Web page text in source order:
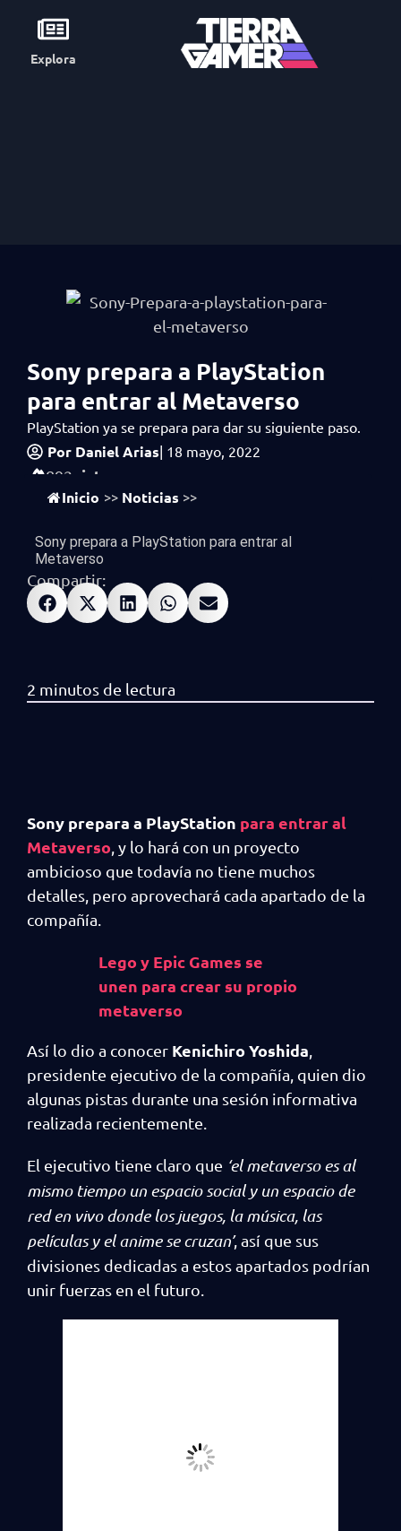
Explora
Sony prepara a PlayStation
para entrar al Metaverso
PlayStation ya se prepara para dar su siguiente paso.
Por Daniel Arias| 18 mayo, 2022
892 vistas
Inicio >> Noticias >>
Sony prepara a PlayStation para entrar al
Metaverso
Compartir:
Sony prepara a PlayStation para entrar al
Metaverso , y lo hará con un proyecto
ambicioso que todavía no tiene muchos
detalles, pero aprovechará cada apartado de la
compañía.
Lego y Epic Games se
unen para crear su propio
metaverso
Así lo dio a conocer Kenichiro Yoshida
presidente ejecutivo de la compañía, quien dio
algunas pistas durante una sesión informativa
realizada recientemente.
El ejecutivo tiene claro que ‘el metaverso es al
mismo tiempo un espacio social y un espacio de
red en vivo donde los juegos, la música, las
películas y el anime se cruzan’, así que sus
divisiones dedicadas a estos apartados podrían
unir fuerzas en el futuro.